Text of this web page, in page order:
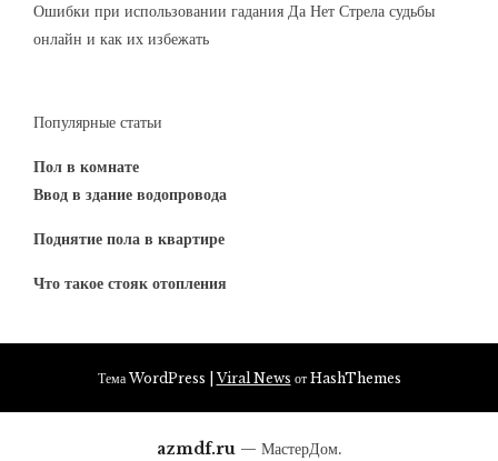
Ошибки при использовании гадания Да Нет Стрела судьбы
онлайн и как их избежать
Популярные статьи
Пол в комнате
Ввод в здание водопровода
Поднятие пола в квартире
Что такое стояк отопления
Тема WordPress |Viral News от HashThemes
azmdf.ru — МастерДом.